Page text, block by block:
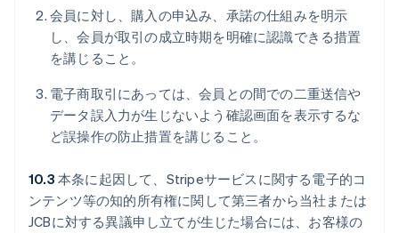
会員に対し、購入の申込み、承諾の仕組みを明示
し、会員が取引の成立時期を明確に認識できる措置
を講じること。
電子商取引にあっては、会員との間での二重送信や
データ誤入力が生じないよう確認画面を表示するな
ど誤操作の防止措置を講じること。
10.3 本条に起因して、Stripeサービスに関する電子的コ
ンテンツ等の知的所有権に関して第三者から当社または
JCBに対する異議申し立てが生じた場合には、お客様の